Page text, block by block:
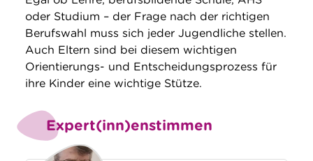
oder Studium – der Frage nach der richtigen
Berufswahl muss sich jeder Jugendliche stellen.
Auch Eltern sind bei diesem wichtigen
Orientierungs- und Entscheidungsprozess für
ihre Kinder eine wichtige Stütze.
Expert(inn)enstimmen